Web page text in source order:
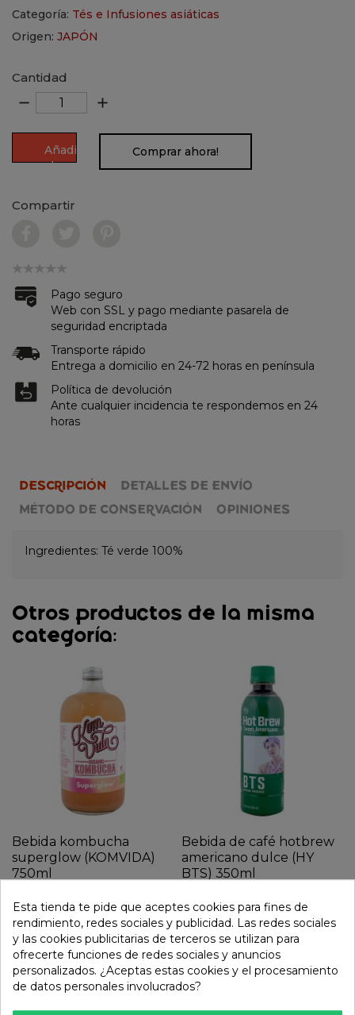
Categoría: Tés e Infusiones asiáticas
Origen: JAPÓN
Cantidad
remove add
Añadir
al
Comprar ahora!
Compartir
Pago seguro
Web con SSL y pago mediante pasarela de
seguridad encriptada
Transporte rápido
Entrega a domicilio en 24-72 horas en península
Política de devolución
Ante cualquier incidencia te respondemos en 24
horas
DESCRIPCIÓN
DETALLES DE ENVÍO
MÉTODO DE CONSERVACIÓN
OPINIONES
Ingredientes: Té verde 100%
Otros productos de la misma
categoría:
Bebida kombucha
superglow (KOMVIDA)
750ml
9,89 €
Bebida de café hotbrew
americano dulce (HY
BTS) 350ml
3,05 €
Esta tienda te pide que aceptes cookies para fines de
rendimiento, redes sociales y publicidad. Las redes sociales
y las cookies publicitarias de terceros se utilizan para
ofrecerte funciones de redes sociales y anuncios
personalizados. ¿Aceptas estas cookies y el procesamiento
de datos personales involucrados?